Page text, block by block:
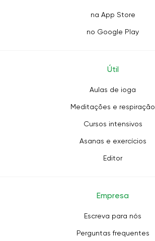
na App Store
no Google Play
Útil
Aulas de ioga
Meditações e respiração
Cursos intensivos
Asanas e exercícios
Editor
Empresa
Escreva para nós
Perguntas frequentes